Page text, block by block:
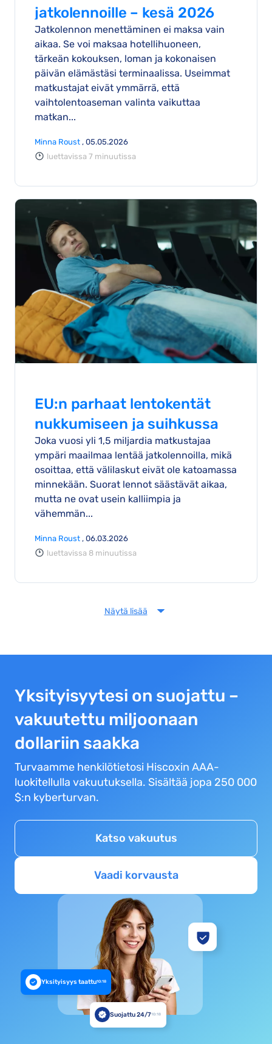
jatkolennoille – kesä 2026
Jatkolennon menettäminen ei maksa vain
aikaa. Se voi maksaa hotellihuoneen,
tärkeän kokouksen, loman ja kokonaisen
päivän elämästäsi terminaalissa. Useimmat
matkustajat eivät ymmärrä, että
vaihtolentoaseman valinta vaikuttaa
matkan...
Minna Roust , 05.05.2026
luettavissa 7 minuutissa
EU:n parhaat lentokentät
nukkumiseen ja suihkussa
käymiseen
Joka vuosi yli 1,5 miljardia matkustajaa
ympäri maailmaa lentää jatkolennoilla, mikä
osoittaa, että välilaskut eivät ole katoamassa
minnekään. Suorat lennot säästävät aikaa,
mutta ne ovat usein kalliimpia ja
vähemmän...
Minna Roust , 06.03.2026
luettavissa 8 minuutissa
Näytä lisää
Yksityisyytesi on suojattu –
vakuutettu miljoonaan
dollariin saakka
Turvaamme henkilötietosi Hiscoxin AAA-
luokitellulla vakuutuksella. Sisältää jopa 250 000
$:n kyberturvan.
Katso vakuutus
Vaadi korvausta
Yksityisyys taattu10:18
Suojattu 24/710:18